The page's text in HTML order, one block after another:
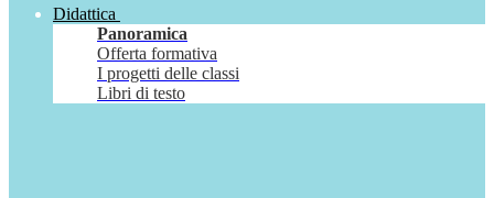
Didattica
Panoramica
Offerta formativa
I progetti delle classi
Libri di testo